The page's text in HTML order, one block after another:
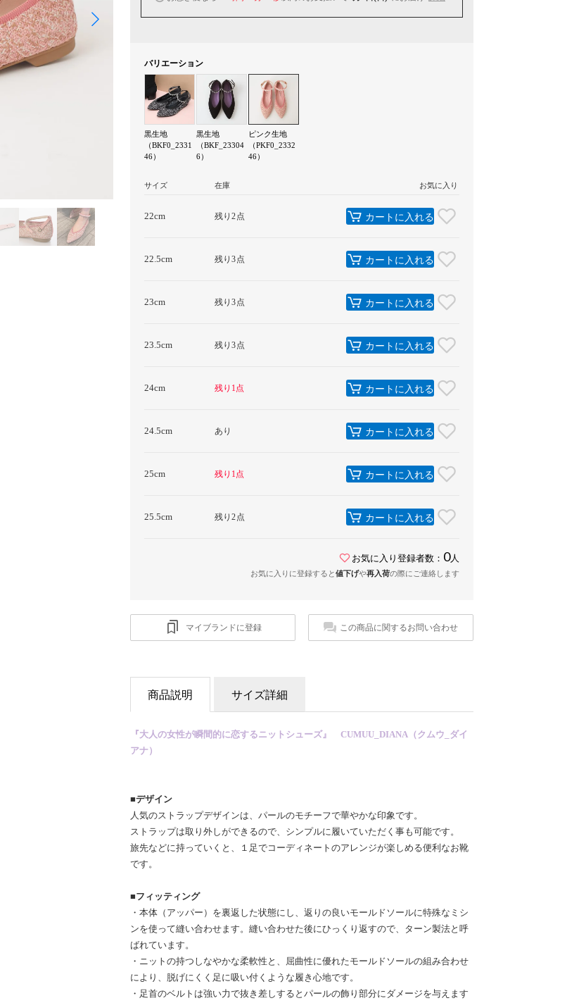
バリエーション
黒生地
（BKF0_2331
46）
黒生地
（BKF_23304
6）
ピンク生地
（PKF0_2332
46）
サイズ 在庫 お気に入り
22cm 残り2点 カートに入れる
22.5cm 残り3点 カートに入れる
23cm 残り3点 カートに入れる
23.5cm 残り3点 カートに入れる
24cm 残り1点 カートに入れる
24.5cm あり カートに入れる
25cm 残り1点 カートに入れる
25.5cm 残り2点 カートに入れる
お気に入り登録者数： 0人
お気に入りに登録すると値下げや再入荷の際にご連絡します
マイブランドに登録 この商品に関するお問い合わせ
商品説明 サイズ詳細
『大人の女性が瞬間的に恋するニットシューズ』 CUMUU_DIANA（クムウ_ダイ
アナ）
■デザイン
人気のストラップデザインは、パールのモチーフで華やかな印象です。
ストラップは取り外しができるので、シンプルに履いていただく事も可能です。
旅先などに持っていくと、１足でコーディネートのアレンジが楽しめる便利なお靴
です。
■フィッティング
・本体（アッパー）を裏返した状態にし、返りの良いモールドソールに特殊なミシ
ンを使って縫い合わせます。縫い合わせた後にひっくり返すので、ターン製法と呼
ばれています。
・ニットの持つしなやかな柔軟性と、屈曲性に優れたモールドソールの組み合わせ
により、脱げにくく足に吸い付くような履き心地です。
・足首のベルトは強い力で抜き差しするとパールの飾り部分にダメージを与えます